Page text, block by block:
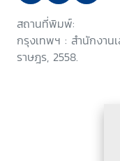
สถานที่พิมพ์:
กรุงเทพฯ : สำนักงาน
ราษฎร, 2558.